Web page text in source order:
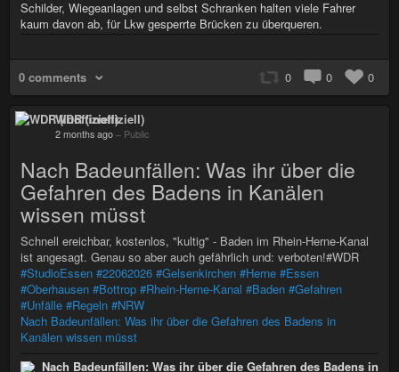
Schilder, Wiegeanlagen und selbst Schranken halten viele Fahrer
kaum davon ab, für Lkw gesperrte Brücken zu überqueren.
0 comments 0 0 0
WDR (inoffiziell)
2 months ago – Public
Nach Badeunfällen: Was ihr über die
Gefahren des Badens in Kanälen
wissen müsst
Schnell ereichbar, kostenlos, "kultig" - Baden im Rhein-Herne-Kanal
ist angesagt. Genau so aber auch gefährlich und: verboten!#WDR
#StudioEssen #22062026 #Gelsenkirchen #Herne #Essen
#Oberhausen #Bottrop #Rhein-Herne-Kanal #Baden #Gefahren
#Unfälle #Regeln #NRW
Nach Badeunfällen: Was ihr über die Gefahren des Badens in
Kanälen wissen müsst
Nach Badeunfällen: Was ihr über die Gefahren des Badens in